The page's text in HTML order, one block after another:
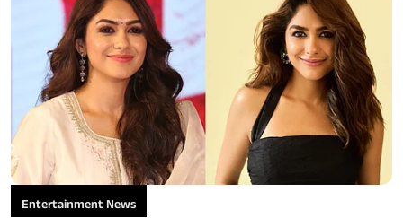
Entertainment News